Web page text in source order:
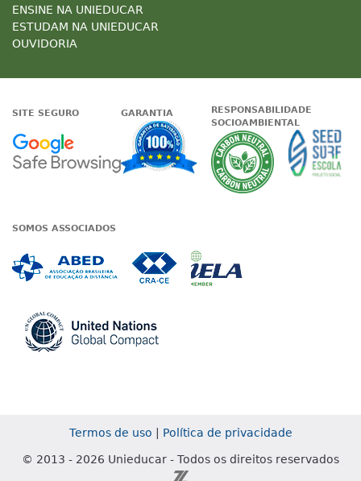
ENSINE NA UNIEDUCAR
ESTUDAM NA UNIEDUCAR
OUVIDORIA
SITE SEGURO
Google - Status do site no
GARANTIA
Garantia de
RESPONSABILIDADE
SOCIOAMBIENTAL
A
SOMOS ASSOCIADOS
Termos de uso Política de privacidade
© 2013 - 2026 Unieducar - Todos os direitos reservados